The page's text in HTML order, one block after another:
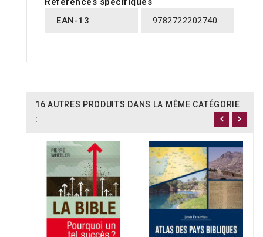
EAN-13
9782722202740
16 AUTRES PRODUITS DANS LA MÊME CATÉGORIE
: